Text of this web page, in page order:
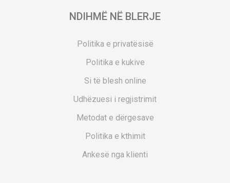
NDIHMË NË BLERJE
Politika e privatësisë
Politika e kukive
Si të blesh online
Udhëzuesi i regjistrimit
Metodat e dërgesave
Politika e kthimit
Ankesë nga klienti